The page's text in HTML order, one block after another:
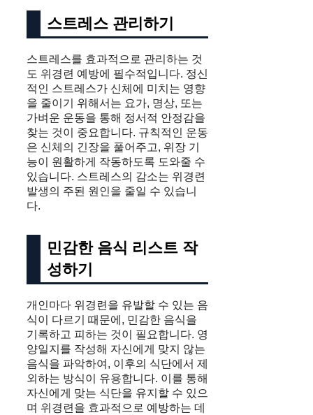
스트레스 관리하기
스트레스를 효과적으로 관리하는 것
도 위경련 예방에 필수적입니다. 정신
적인 스트레스가 신체에 미치는 영향
을 줄이기 위해서는 요가, 명상, 또는
가벼운 운동을 통해 정서적 안정감을
찾는 것이 중요합니다. 규칙적인 운동
은 신체의 긴장을 풀어주고, 위장 기
능이 원활하게 작동하도록 도와줄 수
있습니다. 스트레스의 감소는 위경련
발생의 주된 원인을 줄일 수 있습니
다.
민감한 음식 리스트 작
성하기
개인마다 위경련을 유발할 수 있는 음
식이 다르기 때문에, 민감한 음식을
기록하고 피하는 것이 필요합니다. 영
양일지를 작성해 자신에게 맞지 않는
음식을 파악하여, 이후의 식단에서 제
외하는 방식이 유용합니다. 이를 통해
자신에게 맞는 식단을 유지할 수 있으
며 위경련을 효과적으로 예방하는 데